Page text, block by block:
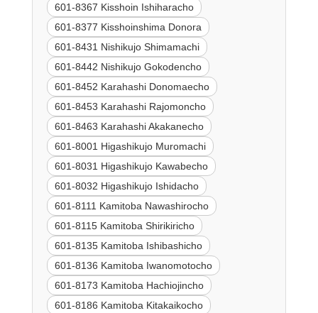
601-8367 Kisshoin Ishiharacho
601-8377 Kisshoinshima Donora
601-8431 Nishikujo Shimamachi
601-8442 Nishikujo Gokodencho
601-8452 Karahashi Donomaecho
601-8453 Karahashi Rajomoncho
601-8463 Karahashi Akakanecho
601-8001 Higashikujo Muromachi
601-8031 Higashikujo Kawabecho
601-8032 Higashikujo Ishidacho
601-8111 Kamitoba Nawashirocho
601-8115 Kamitoba Shirikiricho
601-8135 Kamitoba Ishibashicho
601-8136 Kamitoba Iwanomotocho
601-8173 Kamitoba Hachiojincho
601-8186 Kamitoba Kitakaikocho